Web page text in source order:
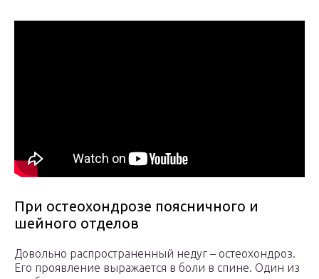
При остеохондрозе поясничного и
шейного отделов
Довольно распространенный недуг – остеохондроз.
Его проявление выражается в боли в спине. Один из